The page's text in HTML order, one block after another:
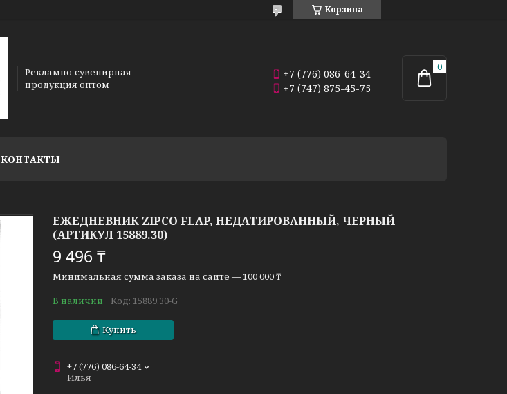
Корзина
Рекламно-сувенирная
продукция оптом
+7 (776) 086-64-34
+7 (747) 875-45-75
КОНТАКТЫ
ЕЖЕДНЕВНИК ZIPCO FLAP, НЕДАТИРОВАННЫЙ, ЧЕРНЫЙ
(АРТИКУЛ 15889.30)
9 496 ₸
Минимальная сумма заказа на сайте — 100 000 ₸
В наличии
Код: 15889.30-G
Купить
+7 (776) 086-64-34
Илья